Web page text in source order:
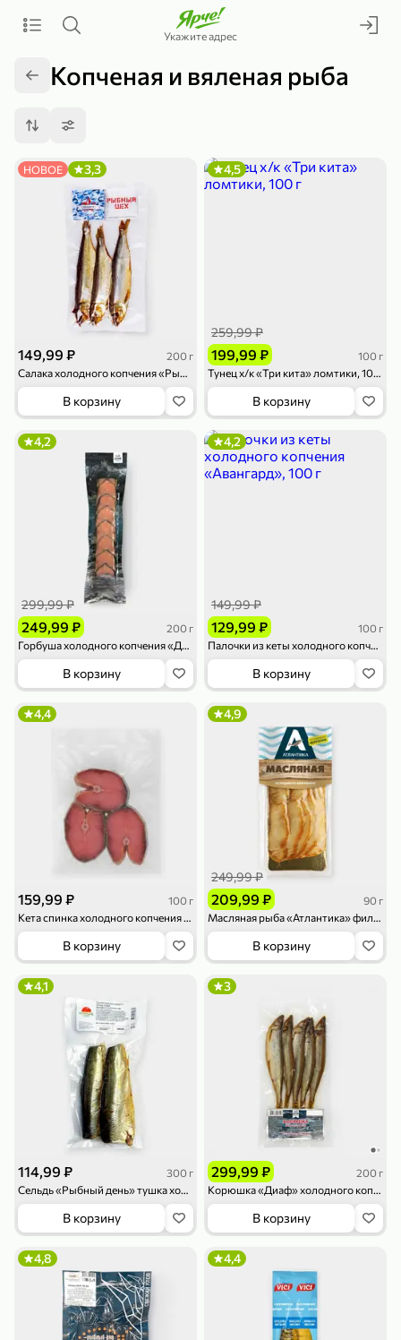
Укажите адрес
Копченая и вяленая рыба
149,99 ₽
200 г
Салака холодного копчения «Рыбный цех», 200 г
НОВОЕ 3,3
В корзину
199,99 ₽
259,99 ₽
100 г
Тунец х/к «Три кита» ломтики, 100 г
4,5
В корзину
249,99 ₽
299,99 ₽
200 г
Горбуша холодного копчения «Диаф» косичка, 200 г
4,2
В корзину
129,99 ₽
149,99 ₽
100 г
Палочки из кеты холодного копчения «Авангард», 100 г
4,2
В корзину
159,99 ₽
100 г
Кета спинка холодного копчения «Авангард», 100 г
4,4
В корзину
209,99 ₽
249,99 ₽
90 г
Масляная рыба «Атлантика» филе-ломтики, 90 г
4,9
В корзину
114,99 ₽
300 г
Сельдь «Рыбный день» тушка холодного копчения, 300 г
4,1
В корзину
299,99 ₽
200 г
Корюшка «Диаф» холодного копчения, 200 г
3
В корзину
4,8 4,4